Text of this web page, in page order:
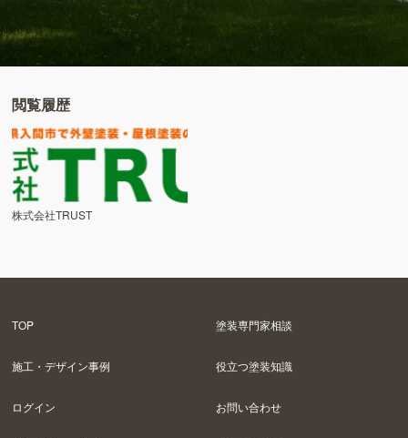
閲覧履歴
株式会社TRUST
TOP 塗装専門家相談
施工・デザイン事例 役立つ塗装知識
ログイン お問い合わせ